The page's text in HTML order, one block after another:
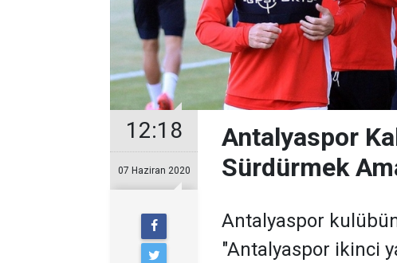
12:18
07 Haziran 2020
Antalyaspor
Sürdürmek
Antalyaspor
"Antalyaspor ikinci